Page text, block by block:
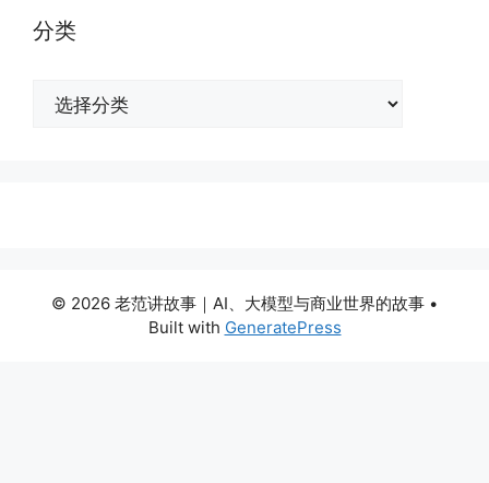
分类
© 2026 老范讲故事｜AI、大模型与商业世界的故事 •
Built with GeneratePress